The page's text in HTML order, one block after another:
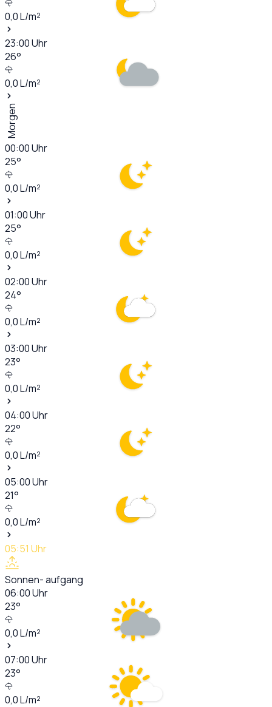
0,0L/m²
23:00Uhr
26°
0,0L/m²
Morgen
00:00Uhr
25°
0,0L/m²
01:00Uhr
25°
0,0L/m²
02:00Uhr
24°
0,0L/m²
03:00Uhr
23°
0,0L/m²
04:00Uhr
22°
0,0L/m²
05:00Uhr
21°
0,0L/m²
05:51 Uhr
Sonnen- aufgang
06:00Uhr
23°
0,0L/m²
07:00Uhr
23°
0,0L/m²